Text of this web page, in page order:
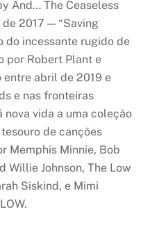
And… The Ceaseless
de 2017 — “Saving
do incessante rugido de
por Robert Plant e
entre abril de 2019 e
e nas fronteiras
nova vida a uma coleção
de canções
Memphis Minnie, Bob
Willie Johnson, The Low
Siskind, e Mimi